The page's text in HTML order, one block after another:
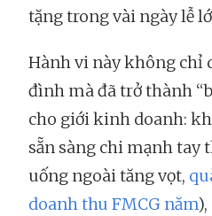
tặng trong vài ngày lễ
Hành vi này không chỉ
đình mà đã trở thành
cho giới kinh doanh:
sẵn sàng chi mạnh tay
uống ngoài tăng vọt,
doanh thu FMCG năm),